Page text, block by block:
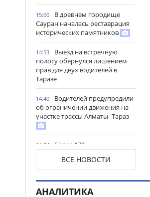
15:00
В древнем городище
Сауран началась реставрация
исторических памятников
14:53
Выезд на встречную
полосу обернулся лишением
прав для двух водителей в
Таразе
14:40
Водителей предупредили
об ограничении движения на
участке трассы Алматы–Тараз
14:34
Более 170
ночном заведении Астаны
14:21
Более 16 тысяч водителей
грузовиков наказали в Алматы
ВСЕ НОВОСТИ
АНАЛИТИКА